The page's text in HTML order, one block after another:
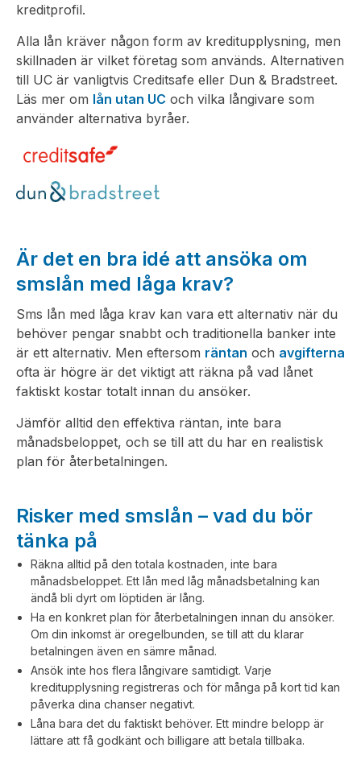
kreditprofil.
Alla lån kräver någon form av kreditupplysning, men
skillnaden är vilket företag som används. Alternativen
till UC är vanligtvis Creditsafe eller Dun & Bradstreet.
Läs mer om lån utan UC och vilka långivare som
använder alternativa byråer.
Är det en bra idé att ansöka om
smslån med låga krav?
Sms lån med låga krav kan vara ett alternativ när du
behöver pengar snabbt och traditionella banker inte
är ett alternativ. Men eftersom räntan och avgifterna
ofta är högre är det viktigt att räkna på vad lånet
faktiskt kostar totalt innan du ansöker.
Jämför alltid den effektiva räntan, inte bara
månadsbeloppet, och se till att du har en realistisk
plan för återbetalningen.
Risker med smslån – vad du bör
tänka på
Räkna alltid på den totala kostnaden, inte bara
månadsbeloppet. Ett lån med låg månadsbetalning kan
ändå bli dyrt om löptiden är lång.
Ha en konkret plan för återbetalningen innan du ansöker.
Om din inkomst är oregelbunden, se till att du klarar
betalningen även en sämre månad.
Ansök inte hos flera långivare samtidigt. Varje
kreditupplysning registreras och för många på kort tid kan
påverka dina chanser negativt.
Låna bara det du faktiskt behöver. Ett mindre belopp är
lättare att få godkänt och billigare att betala tillbaka.